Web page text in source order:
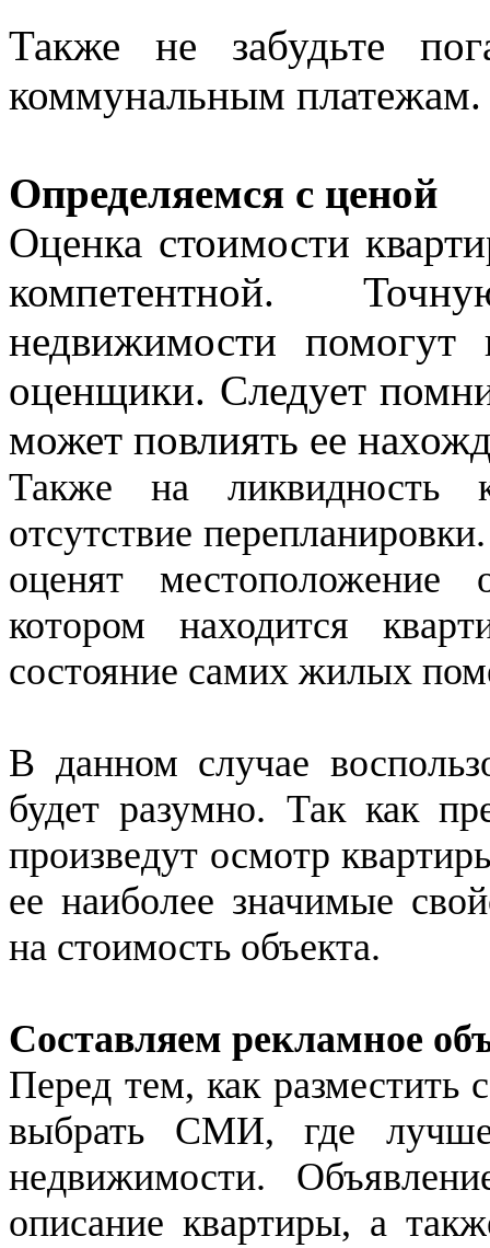
Также не забудьте
коммунальным
Определяемся с ценой
Оценка стоимости
компетентной.
недвижимости помогут
оценщики. Следует
может повлиять ее
Также на ликвидность
отсутствие
оценят
котором находится
состояние самих жилых
В данном случае
будет разумно. Так как
произведут осмотр
ее наиболее значимые
на стоимость объекта.
Составляем рекламное
Перед тем, как
выбрать СМИ, где лучше
недвижимости.
описание квартиры, а